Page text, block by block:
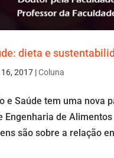
dieta e
16, 2017 |Coluna
e Saúde tem uma nova
Engenharia de
são sobre a relação